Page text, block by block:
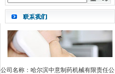
公司名称：哈尔滨中意制药机械有限责任公